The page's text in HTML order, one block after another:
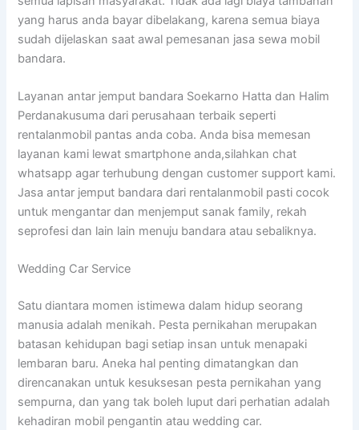
yang harus anda bayar dibelakang, karena semua biaya
sudah dijelaskan saat awal pemesanan jasa sewa mobil
bandara.
Layanan antar jemput bandara Soekarno Hatta dan Halim
Perdanakusuma dari perusahaan terbaik seperti
rentalanmobil pantas anda coba. Anda bisa memesan
layanan kami lewat smartphone anda,silahkan chat
whatsapp agar terhubung dengan customer support kami.
Jasa antar jemput bandara dari rentalanmobil pasti cocok
untuk mengantar dan menjemput sanak family, rekah
seprofesi dan lain lain menuju bandara atau sebaliknya.
Wedding Car Service
Satu diantara momen istimewa dalam hidup seorang
manusia adalah menikah. Pesta pernikahan merupakan
batasan kehidupan bagi setiap insan untuk menapaki
lembaran baru. Aneka hal penting dimatangkan dan
direncanakan untuk kesuksesan pesta pernikahan yang
sempurna, dan yang tak boleh luput dari perhatian adalah
kehadiran mobil pengantin atau wedding car.